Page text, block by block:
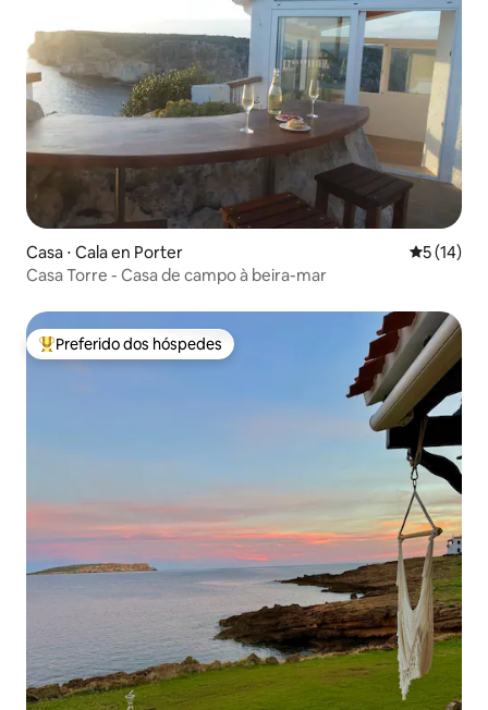
Casa ⋅ Cala en Porter 5 de uma
5 (14)
Casa Torre - Casa de campo à beira-mar
Entre os melhores preferidos dos hóspedes
Preferido dos hóspedes